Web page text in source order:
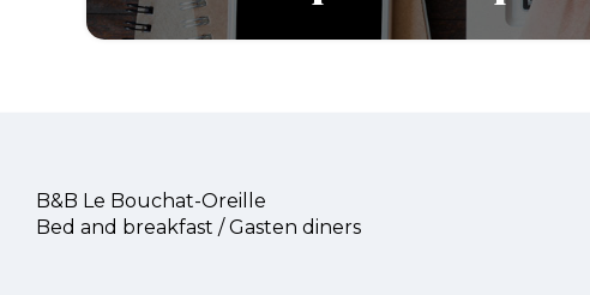
B&B Le Bouchat-Oreille
Bed and breakfast / Gasten diners